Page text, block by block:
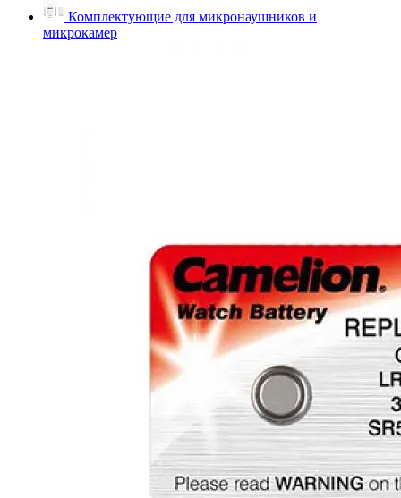
Комплектующие для микронаушников и
микрокамер